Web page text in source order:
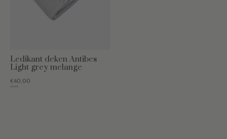
Ledikant deken Antibes
Light grey melange
€40,00
€79,95